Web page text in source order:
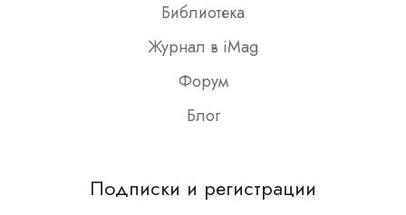
Библиотека
Журнал в iMag
Форум
Блог
Подписки и регистрации